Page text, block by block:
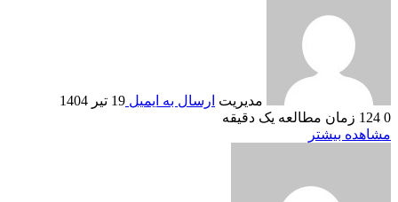
مدیریت ارسال به ایمیل 19 تیر 1404
0
زمان مطالعه یک دقیقه
مشاهده بیشتر